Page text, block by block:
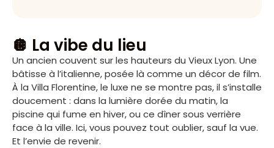
🪩 La vibe du lieu
Un ancien couvent sur les hauteurs du Vieux Lyon. Une
bâtisse à l’italienne, posée là comme un décor de film.
À la Villa Florentine, le luxe ne se montre pas, il s’installe
doucement : dans la lumière dorée du matin, la
piscine qui fume en hiver, ou ce dîner sous verrière
face à la ville. Ici, vous pouvez tout oublier, sauf la vue.
Et l’envie de revenir.